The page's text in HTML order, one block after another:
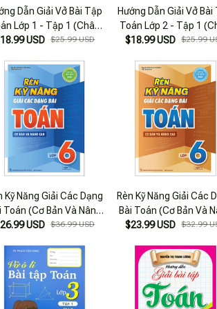
Dẫn Giải Vở Bài Tập
Lớp 1 - Tập 1 (Chân
Trời Sáng Tạo)
USD $25.99 USD
Hướng Dẫn Giải Vở Bài
Toán Lớp 2 - Tập 1
Trời Sáng Tạo)
$18.99 USD $25.99
Kỹ Năng Giải Các Dạng
Toán (Cơ Bản Và Nâng
Cao) Lớp 6 - Tập 1
USD $36.99 USD
Rèn Kỹ Năng Giải Các
Bài Toán (Cơ Bản Và
Cao) Lớp 6 - Tập 2
$23.99 USD $32.99